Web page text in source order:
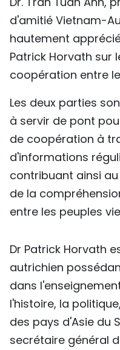
d'amitié Vietnam-
hautement
Patrick Horvath sur
coopération entre
Les deux parties
à servir de pont
de coopération à
d'informations
contribuant ainsi
de la
entre les peuples
Dr Patrick Horvath
autrichien
dans
l'histoire, la
des pays d'Asie du
secrétaire général